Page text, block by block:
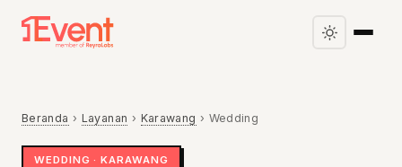
Beranda › Layanan › Karawang › Wedding
WEDDING · KARAWANG